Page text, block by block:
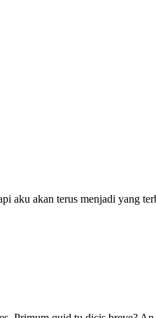
aku akan terus menjadi yang